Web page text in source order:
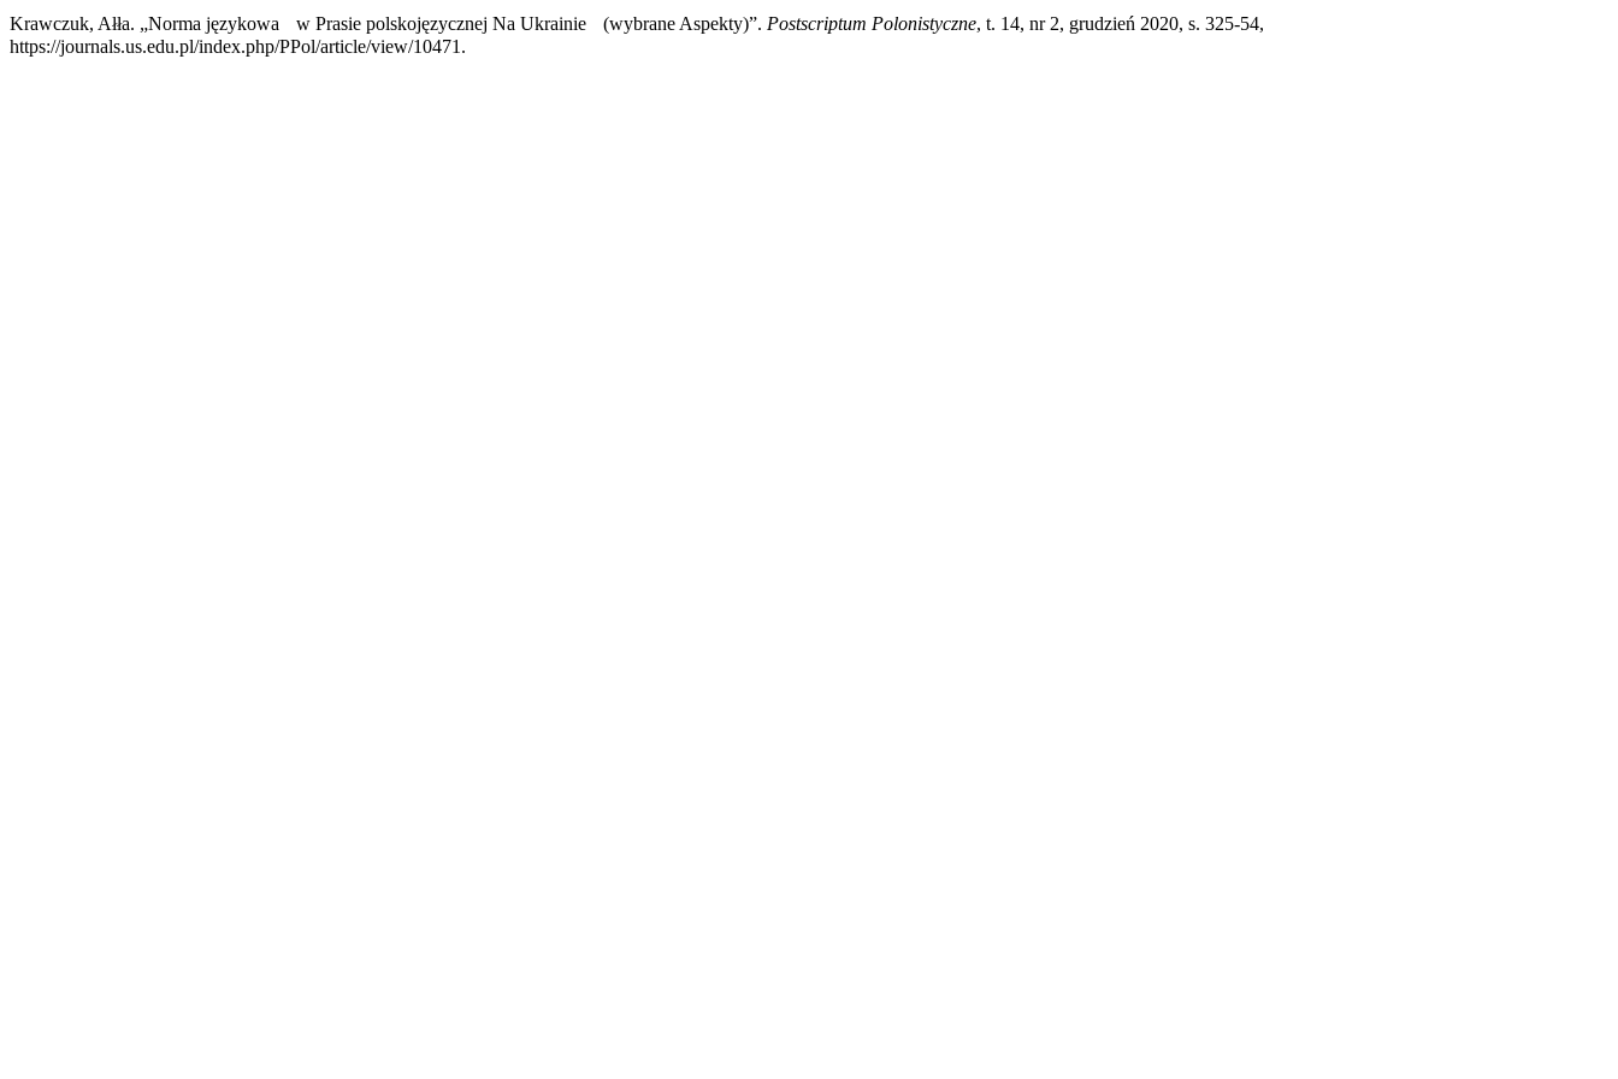
Krawczuk, Ałła. „Norma językowa w Prasie polskojęzycznej Na Ukrainie (wybrane Aspekty)”. Postscriptum Polonistyczne, t. 14, nr 2, grudzień 2020, s. 325-54,
https://journals.us.edu.pl/index.php/PPol/article/view/10471.